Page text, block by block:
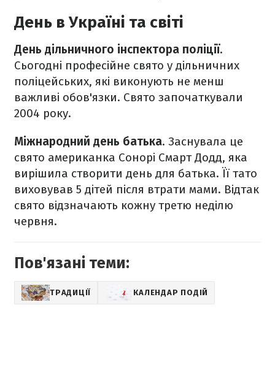
День в Україні та світі
День дільничного інспектора поліції.
Сьогодні професійне свято у дільничних
поліцейських, які виконують не менш
важливі обов'язки. Свято започаткували
2004 року.
Міжнародний день батька. Заснувала це
свято американка Сонорі Смарт Додд, яка
вирішила створити день для батька. Її тато
виховував 5 дітей після втрати мами. Відтак
свято відзначають кожну третю неділю
червня.
Пов'язані теми:
ТРАДИЦІЇ КАЛЕНДАР ПОДІЙ